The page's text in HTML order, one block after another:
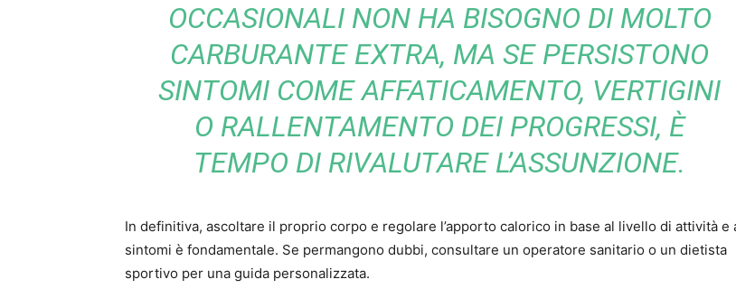
OCCASIONALI NON HA BISOGNO DI MOLTO
CARBURANTE EXTRA, MA SE PERSISTONO
SINTOMI COME AFFATICAMENTO, VERTIGINI
O RALLENTAMENTO DEI PROGRESSI, È
TEMPO DI RIVALUTARE L’ASSUNZIONE.
In definitiva, ascoltare il proprio corpo e regolare l’apporto calorico in base al livello di attività e
sintomi è fondamentale. Se permangono dubbi, consultare un operatore sanitario o un dietista
sportivo per una guida personalizzata.